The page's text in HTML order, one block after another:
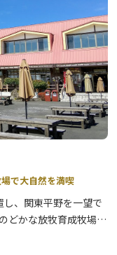
で大自然を満喫
、関東平野を一望で
どかな放牧育成牧場。